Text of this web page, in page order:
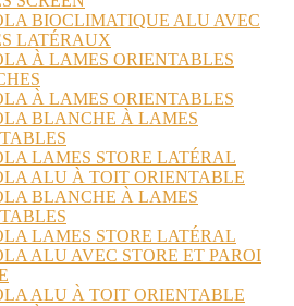
BIOCLIMATIQUE ALU AVEC
LATÉRAUX
À LAMES ORIENTABLES
À LAMES ORIENTABLES
BLANCHE À LAMES
LAMES STORE LATÉRAL
ALU À TOIT ORIENTABLE
BLANCHE À LAMES
LAMES STORE LATÉRAL
ALU AVEC STORE ET PAROI
ALU À TOIT ORIENTABLE